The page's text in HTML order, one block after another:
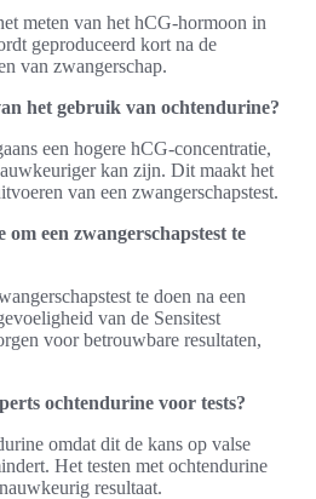
meten van het hCG-hormoon in
geproduceerd kort na de
van zwangerschap.
het gebruik van ochtendurine?
een hogere hCG-concentratie,
kan zijn. Dit maakt het
van een zwangerschapstest.
om een zwangerschapstest te
te doen na een
van de Sensitest
voor betrouwbare resultaten,
ochtendurine voor tests?
omdat dit de kans op valse
Het testen met ochtendurine
resultaat.